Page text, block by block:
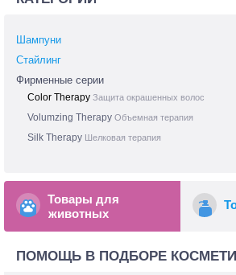
Шампуни
Стайлинг
Фирменные серии
Color Therapy Защита окрашенных волос
Volumzing Therapy Объемная терапия
Silk Therapy Шелковая терапия
Товары для
животных
ПОМОЩЬ В ПОДБОРЕ